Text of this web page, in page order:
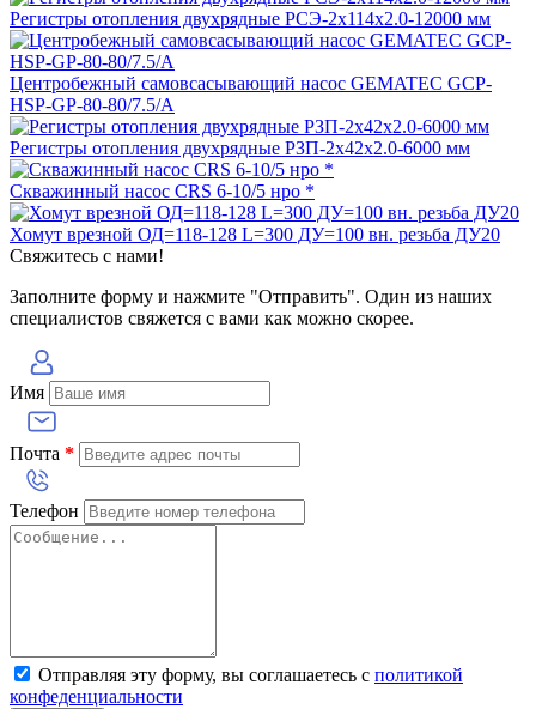
Регистры отопления двухрядные РСЭ-2x114x2.0-12000 мм
Центробежный самовсасывающий насос GEMATEC GCP-
HSP-GP-80-80/7.5/A
Регистры отопления двухрядные РЗП-2x42x2.0-6000 мм
Скважинный насос CRS 6-10/5 нро *
Хомут врезной ОД=118-128 L=300 ДУ=100 вн. резьба ДУ20
Свяжитесь с нами!
Заполните форму и нажмите "Отправить". Один из наших
специалистов свяжется с вами как можно скорее.
Имя
Почта *
Телефон
Отправляя эту форму, вы соглашаетесь с политикой
конфеденциальности